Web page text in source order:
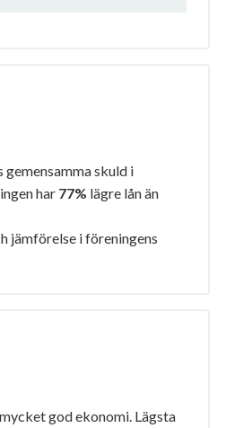
gemensamma skuld i
har 77% lägre lån än
jämförelse i föreningens
god ekonomi. Lägsta